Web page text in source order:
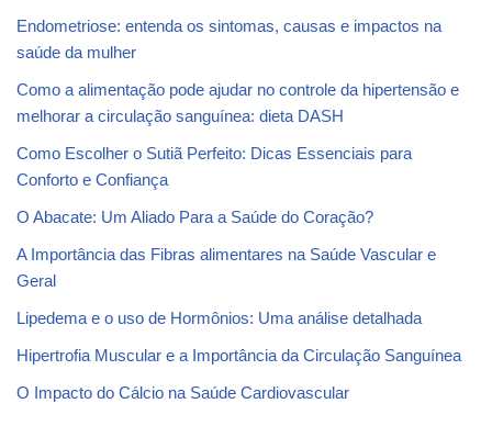
Endometriose: entenda os sintomas, causas e impactos na
saúde da mulher
Como a alimentação pode ajudar no controle da hipertensão e
melhorar a circulação sanguínea: dieta DASH
Como Escolher o Sutiã Perfeito: Dicas Essenciais para
Conforto e Confiança
O Abacate: Um Aliado Para a Saúde do Coração?
A Importância das Fibras alimentares na Saúde Vascular e
Geral
Lipedema e o uso de Hormônios: Uma análise detalhada
Hipertrofia Muscular e a Importância da Circulação Sanguínea
O Impacto do Cálcio na Saúde Cardiovascular